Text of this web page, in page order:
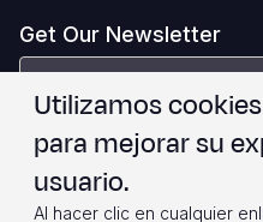
Get Our Newsletter
correo
electrónico
Estoy de acuerdo con
Utilizamos
para mejorar su
usuario.
Al hacer clic en cualquier